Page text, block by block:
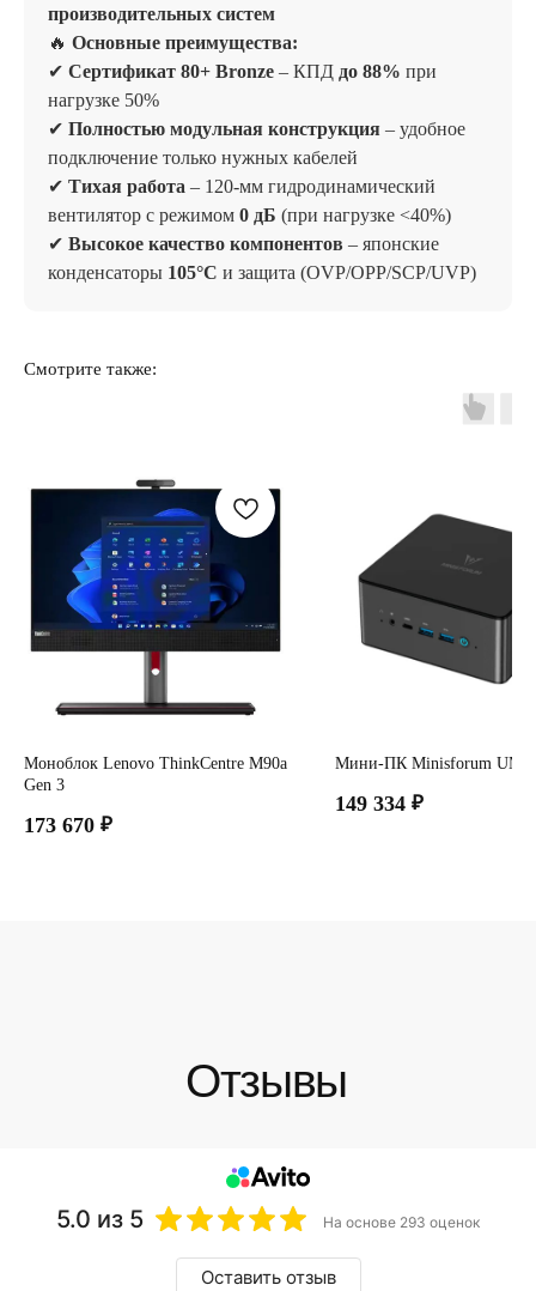
производительных систем
🔥 Основные преимущества:
✔ Сертификат 80+ Bronze – КПД до 88% при
нагрузке 50%
✔ Полностью модульная конструкция – удобное
подключение только нужных кабелей
✔ Тихая работа – 120-мм гидродинамический
вентилятор с режимом 0 дБ (при нагрузке <40%)
✔ Высокое качество компонентов – японские
конденсаторы 105°C и защита (OVP/OPP/SCP/UVP)
Смотрите также:
Моноблок Lenovo ThinkCentre M90a
Gen 3
173 670 ₽
Мини-ПК Minisforum
149 334 ₽
5.0 из 5 На основе 293 оценок
Оставить отзыв